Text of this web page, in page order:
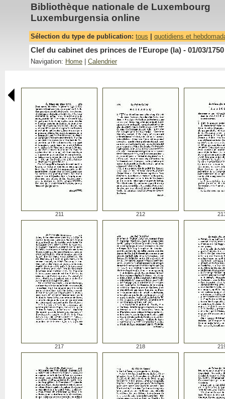
Bibliothèque nationale de Luxembourg
Luxemburgensia online
Sélection du type de publication: tous quotidiens et
Clef du cabinet des princes de l'Europe (la) - 01/03/1750
Navigation: Home Calendrier
211 212
217 218